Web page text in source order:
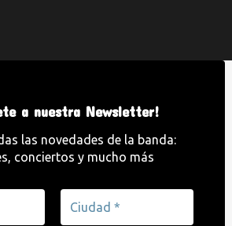
a nuestra Newsletter!
las novedades de la banda:
conciertos y mucho más